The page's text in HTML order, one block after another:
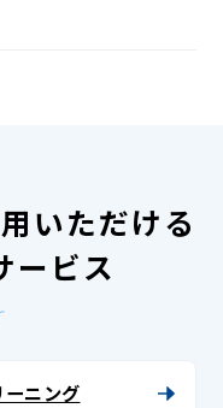
いただける
ービス
ニング